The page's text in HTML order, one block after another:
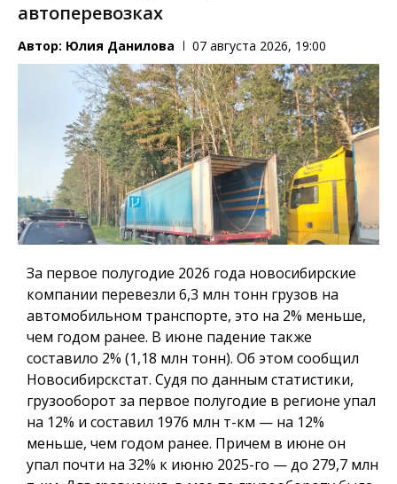
автоперевозках
Автор: Юлия Данилова 07 августа 2026, 19:00
За первое полугодие 2026 года новосибирские
компании перевезли 6,3 млн тонн грузов на
автомобильном транспорте, это на 2% меньше,
чем годом ранее. В июне падение также
составило 2% (1,18 млн тонн). Об этом сообщил
Новосибирскстат. Судя по данным статистики,
грузооборот за первое полугодие в регионе упал
на 12% и составил 1976 млн т-км — на 12%
меньше, чем годом ранее. Причем в июне он
упал почти на 32% к июню 2025-го — до 279,7 млн